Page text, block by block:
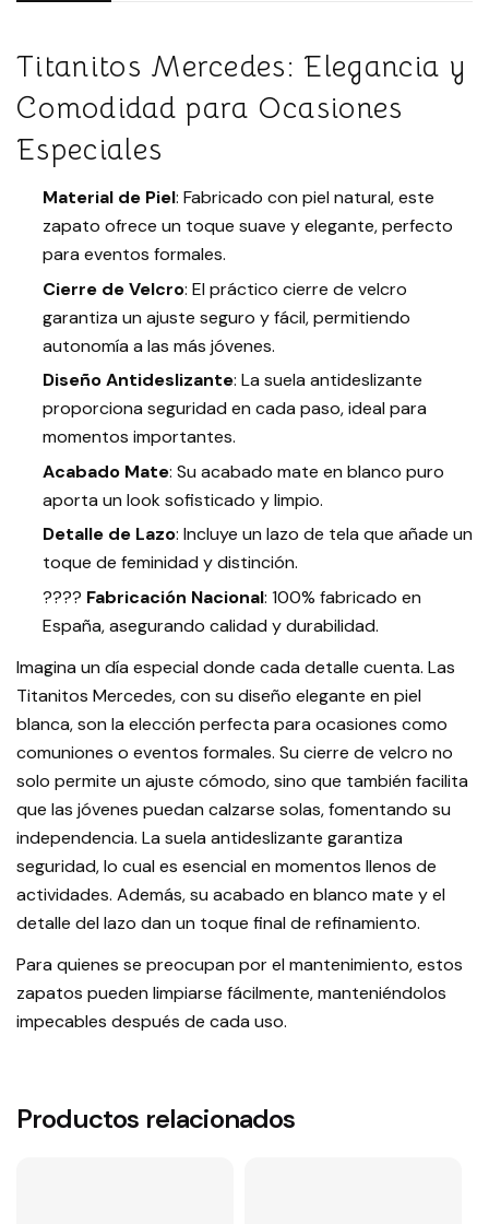
Titanitos Mercedes: Elegancia y
Comodidad para Ocasiones
Especiales
Material de Piel: Fabricado con piel natural, este
zapato ofrece un toque suave y elegante, perfecto
para eventos formales.
Cierre de Velcro: El práctico cierre de velcro
garantiza un ajuste seguro y fácil, permitiendo
autonomía a las más jóvenes.
Diseño Antideslizante: La suela antideslizante
proporciona seguridad en cada paso, ideal para
momentos importantes.
Acabado Mate: Su acabado mate en blanco puro
aporta un look sofisticado y limpio.
Detalle de Lazo: Incluye un lazo de tela que añade un
toque de feminidad y distinción.
???? Fabricación Nacional: 100% fabricado en
España, asegurando calidad y durabilidad.
Imagina un día especial donde cada detalle cuenta. Las
Titanitos Mercedes, con su diseño elegante en piel
blanca, son la elección perfecta para ocasiones como
comuniones o eventos formales. Su cierre de velcro no
solo permite un ajuste cómodo, sino que también facilita
que las jóvenes puedan calzarse solas, fomentando su
independencia. La suela antideslizante garantiza
seguridad, lo cual es esencial en momentos llenos de
actividades. Además, su acabado en blanco mate y el
detalle del lazo dan un toque final de refinamiento.
Para quienes se preocupan por el mantenimiento, estos
zapatos pueden limpiarse fácilmente, manteniéndolos
impecables después de cada uso.
Productos relacionados